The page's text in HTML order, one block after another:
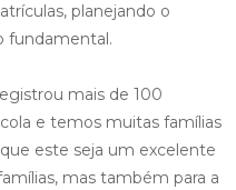
planejando o
fundamental.
mais de 100
e temos muitas famílias
este seja um excelente
mas também para a